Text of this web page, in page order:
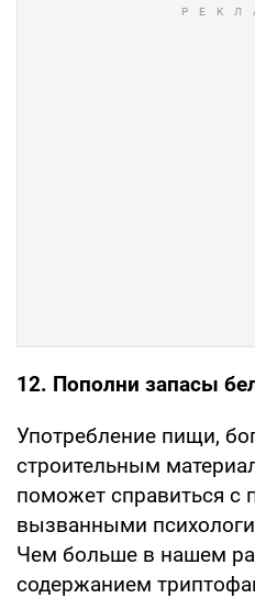
12. Пополни запасы
Употребление пищи,
строительным
поможет справиться с
вызванными
Чем больше в нашем
содержанием